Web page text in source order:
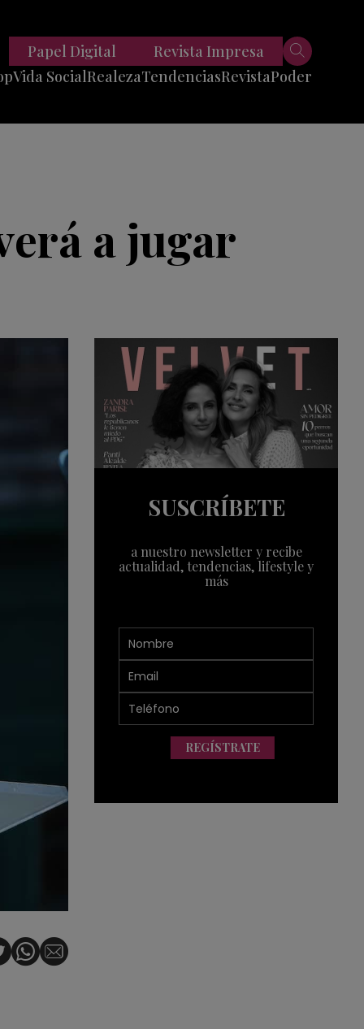
Vida SocialRealezaTendencias
Viajes
Tech
RevistaPoder
Papel Digital Revista Impresa
a jugar
SUSCRÍBETE
a nuestro newsletter y recibe
actualidad, tendencias, lifestyle y
más
REGÍSTRATE